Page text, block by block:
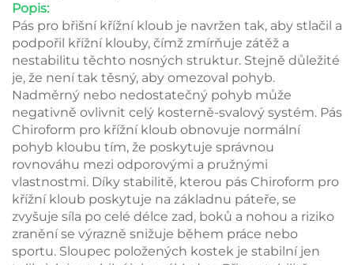
Popis:
Pás pro břišní křížní kloub je navržen tak, aby stlačil a
podpořil křížní klouby, čímž zmírňuje zátěž a
nestabilitu těchto nosných struktur. Stejně důležité
je, že není tak těsný, aby omezoval pohyb.
Nadměrný nebo nedostatečný pohyb může
negativně ovlivnit celý kosterně-svalový systém. Pás
Chiroform pro křížní kloub obnovuje normální
pohyb kloubu tím, že poskytuje správnou
rovnováhu mezi odporovými a pružnými
vlastnostmi. Díky stabilitě, kterou pás Chiroform pro
křížní kloub poskytuje na základnu páteře, se
zvyšuje síla po celé délce zad, boků a nohou a riziko
zranění se výrazně snižuje během práce nebo
sportu. Sloupec položených kostek je stabilní jen